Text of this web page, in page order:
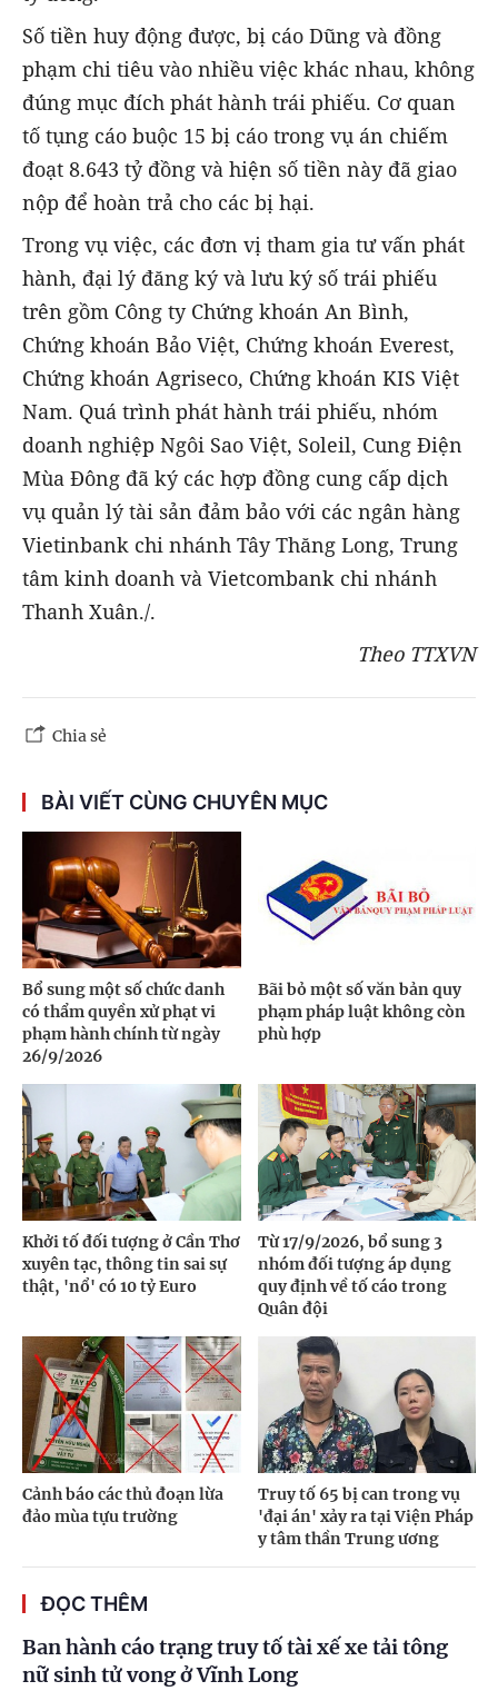
Số tiền huy động được, bị cáo Dũng và đồng
phạm chi tiêu vào nhiều việc khác nhau, không
đúng mục đích phát hành trái phiếu. Cơ quan
tố tụng cáo buộc 15 bị cáo trong vụ án chiếm
đoạt 8.643 tỷ đồng và hiện số tiền này đã giao
nộp để hoàn trả cho các bị hại.
Trong vụ việc, các đơn vị tham gia tư vấn phát
hành, đại lý đăng ký và lưu ký số trái phiếu
trên gồm Công ty Chứng khoán An Bình,
Chứng khoán Bảo Việt, Chứng khoán Everest,
Chứng khoán Agriseco, Chứng khoán KIS Việt
Nam. Quá trình phát hành trái phiếu, nhóm
doanh nghiệp Ngôi Sao Việt, Soleil, Cung Điện
Mùa Đông đã ký các hợp đồng cung cấp dịch
vụ quản lý tài sản đảm bảo với các ngân hàng
Vietinbank chi nhánh Tây Thăng Long, Trung
tâm kinh doanh và Vietcombank chi nhánh
Thanh Xuân./.
Theo TTXVN
Chia sẻ
BÀI VIẾT CÙNG CHUYÊN MỤC
Bổ sung một số chức danh
có thẩm quyền xử phạt vi
phạm hành chính từ ngày
26/9/2026
Bãi bỏ một số văn bản quy
phạm pháp luật không còn
phù hợp
Khởi tố đối tượng ở Cần Thơ
xuyên tạc, thông tin sai sự
thật, 'nổ' có 10 tỷ Euro
Từ 17/9/2026, bổ sung 3
nhóm đối tượng áp dụng
quy định về tố cáo trong
Quân đội
Cảnh báo các thủ đoạn lừa
đảo mùa tựu trường
Truy tố 65 bị can trong vụ
'đại án' xảy ra tại Viện Pháp
y tâm thần Trung ương
ĐỌC THÊM
Ban hành cáo trạng truy tố tài xế xe tải tông
nữ sinh tử vong ở Vĩnh Long